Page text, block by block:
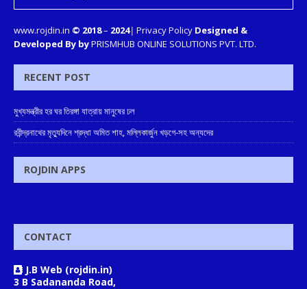
www.rojdin.in © 2018– 2024| Privacy Policy Designed &
Developed By byPRISMHUB ONLINE SOLUTIONS PVT. LTD.
RECENT POST
মুখ্যমন্ত্রীর হর ঘর তিরঙ্গা যাত্রায় মানুষের ঢল
রবীন্দ্রনাথের মৃত্যুদিনে শ্রদ্ধা অমিত শাহ, মল্লিকার্জুন খড়গে-সহ অন্যদের
ROJDIN APPS
CONTACT
J.B Web (rojdin.in)
3 B Sadananda Road,